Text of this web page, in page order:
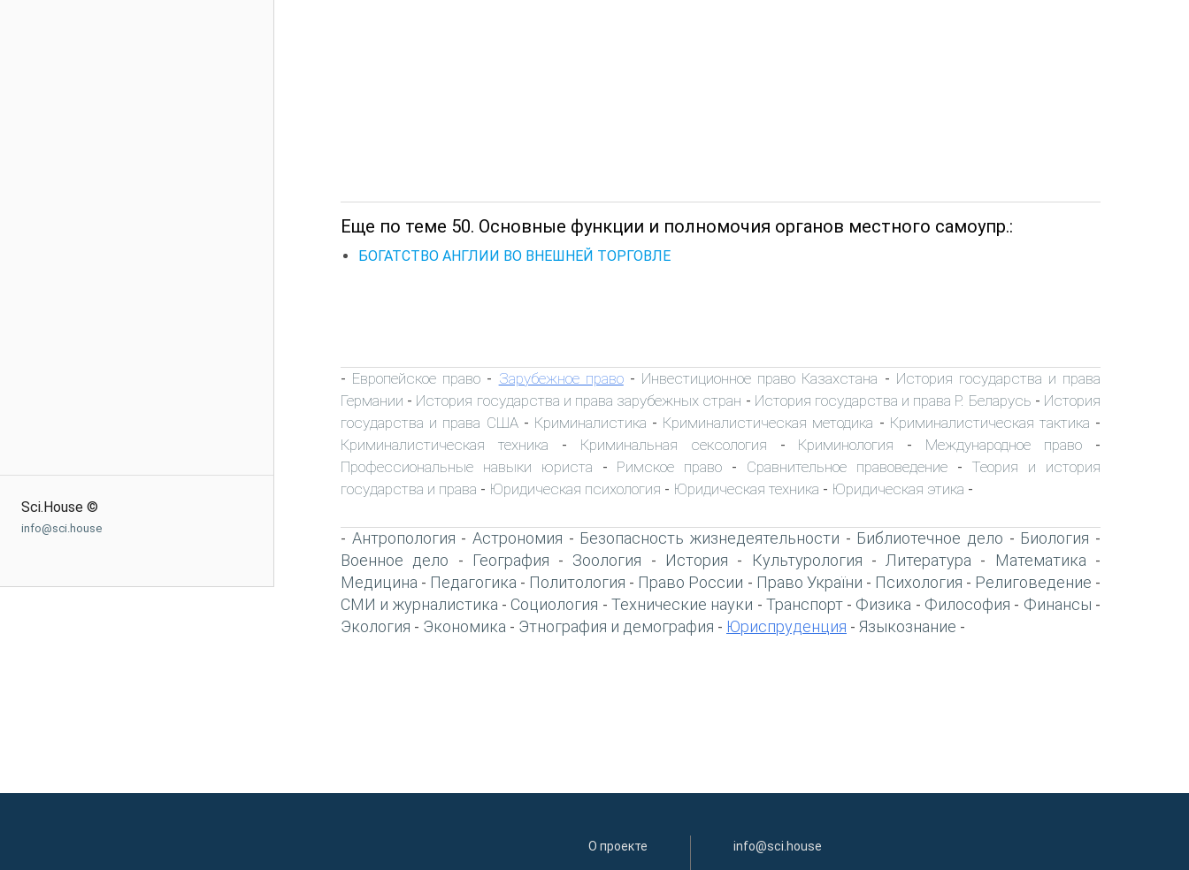
Sci.House ©
info@sci.house
Еще по теме 50. Основные функции и полномочия органов местного самоупр.:
БОГАТСТВО АНГЛИИ ВО ВНЕШНЕЙ ТОРГОВЛЕ
- Европейское право - Зарубежное право- Инвестиционное право Казахстана - История государства и права
Германии - История государства и права зарубежных стран - История государства и права Р. Беларусь - История
государства и права США- Криминалистика - Криминалистическая методика - Криминалистическая тактика -
Криминалистическая техника - Криминальная сексология - Криминология - Международное право -
Профессиональные навыки юриста - Римское право - Сравнительное правоведение- Теория и история
государства и права - Юридическая психология - Юридическая техника - Юридическая этика -
- Антропология -Астрономия - Безопасность жизнедеятельности - Библиотечное дело - Биология -
Военное дело - География - Зоология - История - Культурология - Литература - Математика -
Медицина - Педагогика - Политология - Право России - Право України - Психология - Религоведение -
СМИ и журналистика - Социология - Технические науки - Транспорт- Физика - Философия - Финансы -
Экология - Экономика - Этнография и демография - Юриспруденция - Языкознание -
О проекте info@sci.house